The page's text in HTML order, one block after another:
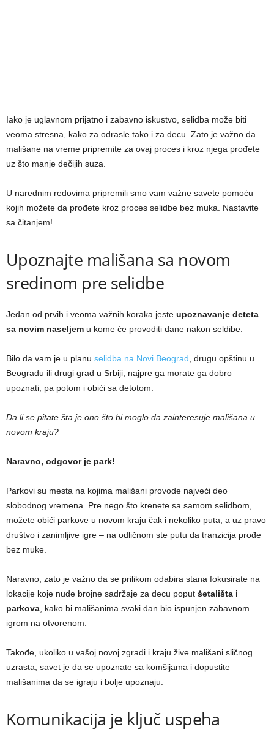
Iako je uglavnom prijatno i zabavno iskustvo, selidba može biti
veoma stresna, kako za odrasle tako i za decu. Zato je važno da
mališane na vreme pripremite za ovaj proces i kroz njega prođete
uz što manje dečijih suza.
U narednim redovima pripremili smo vam važne savete pomoću
kojih možete da prođete kroz proces selidbe bez muka. Nastavite
sa čitanjem!
Upoznajte mališana sa novom
sredinom pre selidbe
Jedan od prvih i veoma važnih koraka jeste upoznavanje deteta
sa novim naseljem u kome će provoditi dane nakon seldibe.
Bilo da vam je u planu selidba na Novi Beograd , drugu opštinu u
Beogradu ili drugi grad u Srbiji, najpre ga morate ga dobro
upoznati, pa potom i obići sa detotom.
Da li se pitate šta je ono što bi moglo da zainteresuje mališana u
novom kraju?
Naravno, odgovor je park!
Parkovi su mesta na kojima mališani provode najveći deo
slobodnog vremena. Pre nego što krenete sa samom selidbom,
možete obići parkove u novom kraju čak i nekoliko puta, a uz pravo
društvo i zanimljive igre – na odličnom ste putu da tranzicija prođe
bez muke.
Naravno, zato je važno da se prilikom odabira stana fokusirate na
lokacije koje nude brojne sadržaje za decu poput šetališta i
parkova , kako bi mališanima svaki dan bio ispunjen zabavnom
igrom na otvorenom.
Takođe, ukoliko u vašoj novoj zgradi i kraju žive mališani sličnog
uzrasta, savet je da se upoznate sa komšijama i dopustite
mališanima da se igraju i bolje upoznaju.
Komunikacija je ključ uspeha